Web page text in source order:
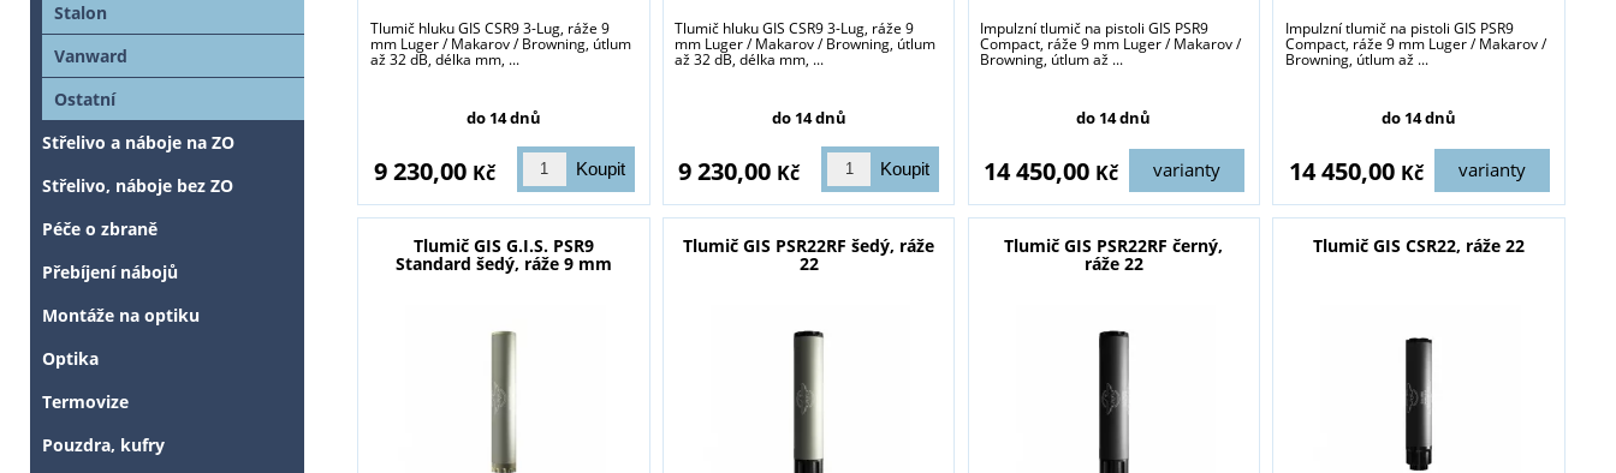
Tlumič hluku GIS CSR9 3-Lug, ráže 9
mm Luger / Makarov / Browning, útlum
až 32 dB, délka mm, ...
do 14 dnů
9 230,00 Kč
Tlumič hluku GIS CSR9 3-Lug, ráže 9
mm Luger / Makarov / Browning, útlum
až 32 dB, délka mm, ...
do 14 dnů
9 230,00 Kč
Impulzní tlumič na pistoli GIS PSR9
Compact, ráže 9 mm Luger / Makarov /
Browning, útlum až ...
do 14 dnů
varianty
14 450,00 Kč
Impulzní tlumič na pistoli GIS PSR9
Compact, ráže 9 mm Luger / Makarov /
Browning, útlum až ...
do 14 dnů
varianty
14 450,00 Kč
Tlumič GIS G.I.S. PSR9
Standard šedý, ráže 9 mm
Tlumič GIS PSR22RF šedý, ráže
22
Tlumič GIS PSR22RF černý,
ráže 22
Tlumič GIS CSR22, ráže 22
Stalon
Vanward
Ostatní
Střelivo a náboje na ZO
Střelivo, náboje bez ZO
Péče o zbraně
Přebíjení nábojů
Montáže na optiku
Optika
Termovize
Pouzdra, kufry